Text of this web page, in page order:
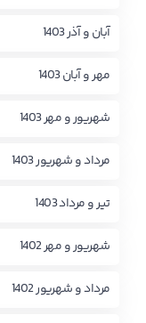
آبان و آذر 1403
مهر و آبان 1403
شهریور و مهر 1403
مرداد و شهریور 1403
تیر و مرداد 1403
شهریور و مهر 1402
مرداد و شهریور 1402